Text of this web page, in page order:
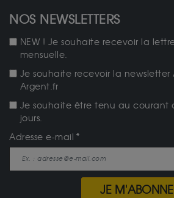
NOS NEWSLETTERS
NEW ! Je souhaite recevoir la
mensuelle.
Je souhaite recevoir la newsletter
Argent.fr
Je souhaite être tenu au courant
jours.
Adresse e-mail
JE M'ABONNE